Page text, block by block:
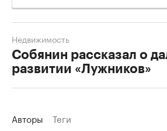
Собянин рассказал о
развитии «Лужников»
Недвижимость
Авторы Теги